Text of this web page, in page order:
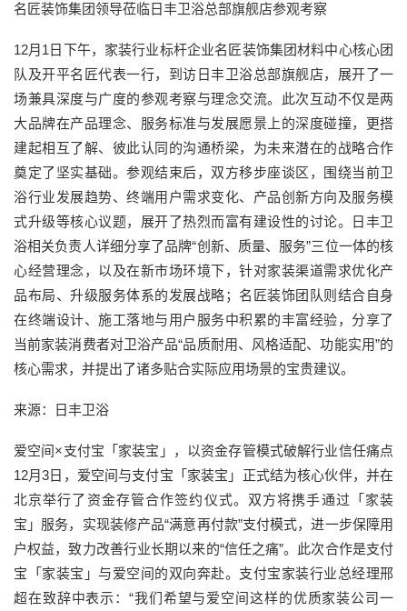
名匠装饰集团领导莅临日丰卫浴总部旗舰店参观考察
12月1日下午，家装行业标杆企业名匠装饰集团材料中心核心团
队及开平名匠代表一行，到访日丰卫浴总部旗舰店，展开了一
场兼具深度与广度的参观考察与理念交流。此次互动不仅是两
大品牌在产品理念、服务标准与发展愿景上的深度碰撞，更搭
建起相互了解、彼此认同的沟通桥梁，为未来潜在的战略合作
奠定了坚实基础。参观结束后，双方移步座谈区，围绕当前卫
浴行业发展趋势、终端用户需求变化、产品创新方向及服务模
式升级等核心议题，展开了热烈而富有建设性的讨论。日丰卫
浴相关负责人详细分享了品牌“创新、质量、服务”三位一体的核
心经营理念，以及在新市场环境下，针对家装渠道需求优化产
品布局、升级服务体系的发展战略；名匠装饰团队则结合自身
在终端设计、施工落地与用户服务中积累的丰富经验，分享了
当前家装消费者对卫浴产品“品质耐用、风格适配、功能实用”的
核心需求，并提出了诸多贴合实际应用场景的宝贵建议。
来源：日丰卫浴
爱空间×支付宝「家装宝」，以资金存管模式破解行业信任痛点
12月3日，爱空间与支付宝「家装宝」正式结为核心伙伴，并在
北京举行了资金存管合作签约仪式。双方将携手通过「家装
宝」服务，实现装修产品“满意再付款”支付模式，进一步保障用
户权益，致力改善行业长期以来的“信任之痛”。此次合作是支付
宝「家装宝」与爱空间的双向奔赴。支付宝家装行业总经理邢
超在致辞中表示：“我们希望与爱空间这样的优质家装公司一